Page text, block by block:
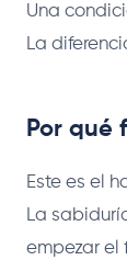
Una
La
Por qué
Este es el
La
empezar el